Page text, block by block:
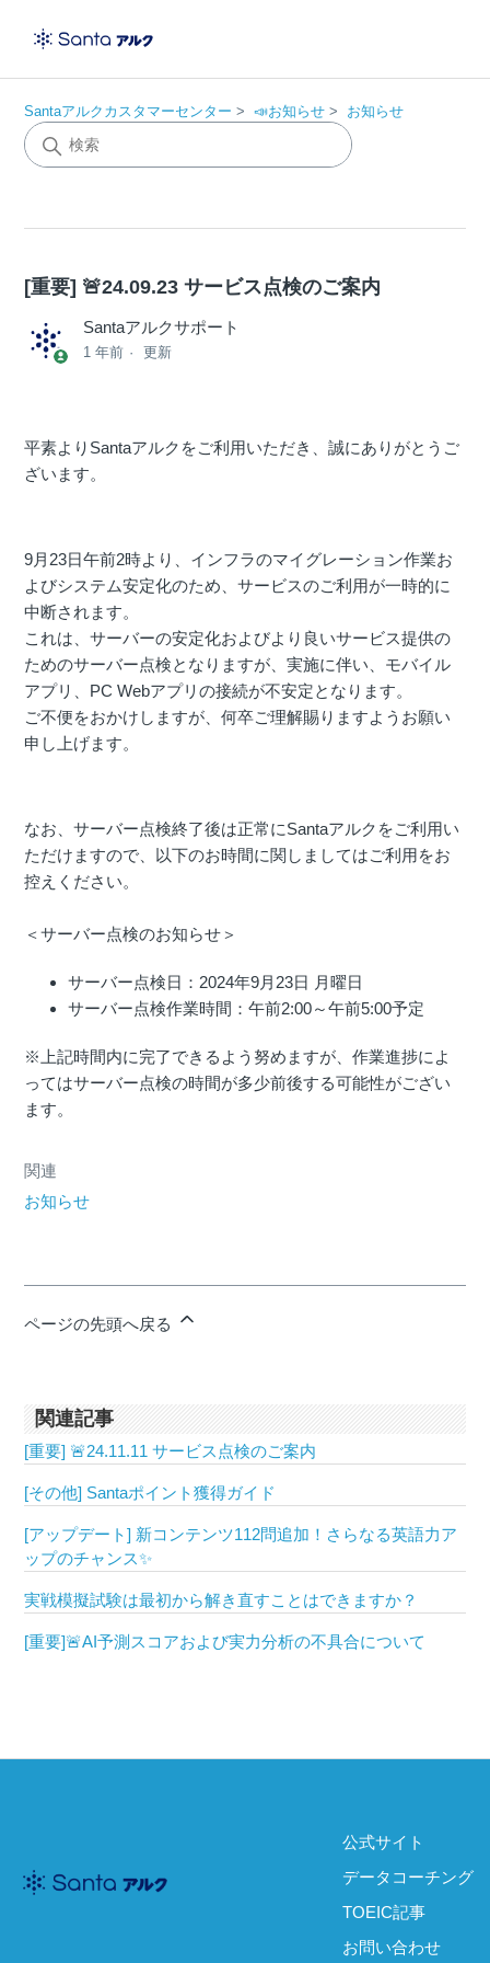
Santaアルクカスタマーセンター 📣お知らせ お知らせ
[重要] 🚨24.09.23 サービス点検のご案内
Santaアルクサポート
1 年前 更新
平素よりSantaアルクをご利用いただき、誠にありがとうご
ざいます。
9月23日午前2時より、インフラのマイグレーション作業お
よびシステム安定化のため、サービスのご利用が一時的に
中断されます。
これは、サーバーの安定化およびより良いサービス提供の
ためのサーバー点検となりますが、実施に伴い、モバイル
アプリ、PC Webアプリの接続が不安定となります。
ご不便をおかけしますが、何卒ご理解賜りますようお願い
申し上げます。
なお、サーバー点検終了後は正常にSantaアルクをご利用い
ただけますので、以下のお時間に関しましてはご利用をお
控えください。
＜サーバー点検のお知らせ＞
サーバー点検日：2024年9月23日 月曜日
サーバー点検作業時間：午前2:00～午前5:00予定
※上記時間内に完了できるよう努めますが、作業進捗によ
ってはサーバー点検の時間が多少前後する可能性がござい
ます。
関連
お知らせ
ページの先頭へ戻る
関連記事
[重要] 🚨24.11.11 サービス点検のご案内
[その他] Santaポイント獲得ガイド
[アップデート] 新コンテンツ112問追加！さらなる英語力ア
ップのチャンス✨
実戦模擬試験は最初から解き直すことはできますか？
[重要]🚨AI予測スコアおよび実力分析の不具合について
公式サイト
データコーチング
TOEIC記事
お問い合わせ